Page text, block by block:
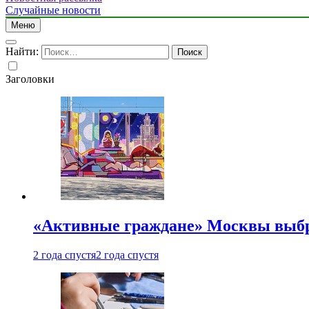
Случайные новости
Меню
Найти:
Заголовки
«Активные граждане» Москвы
2 года спустя2 года спустя